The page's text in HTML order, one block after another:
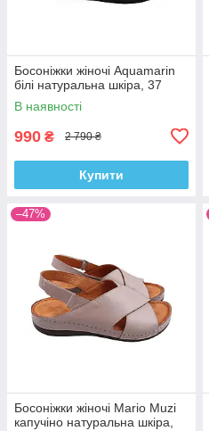
Босоніжки жіночі Aquamarin
білі натуральна шкіра, 37
В наявності
990 ₴ 2 790 ₴
Купити
–47%
Босоніжки жіночі Mario Muzi
капучіно натуральна шкіра,